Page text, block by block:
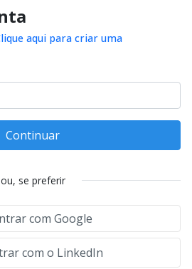
aqui para criar uma
Continuar
ou, se preferir
com Google
com o LinkedIn